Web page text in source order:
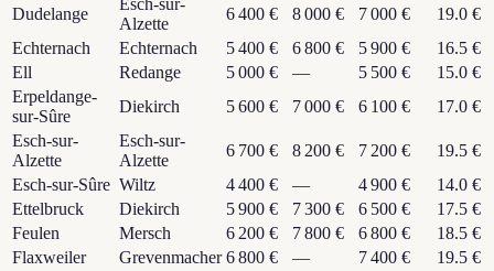
Dudelange
Esch-sur-
Alzette
6 400 € 8 000 € 7 000 €
19.0 €
Echternach
Echternach 5 400 € 6 800 € 5 900 €
16.5 €
Ell
Redange 5 000 € — 5 500 €
15.0 €
Erpeldange-
sur-Sûre
Diekirch 5 600 € 7 000 € 6 100 €
17.0 €
Esch-sur-
Alzette
Esch-sur-
Alzette
6 700 € 8 200 € 7 200 €
19.5 €
Esch-sur-Sûre Wiltz 4 400 € — 4 900 €
14.0 €
Ettelbruck
Diekirch 5 900 € 7 300 € 6 500 €
17.5 €
Feulen
Mersch 6 200 € 7 800 € 6 800 €
18.5 €
Flaxweiler
Grevenmacher 6 800 € — 7 400 €
19.5 €